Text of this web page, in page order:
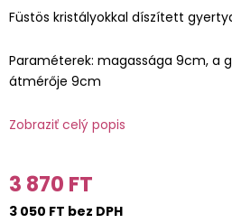
Füstös kristályokkal díszített
Paraméterek: magassága 9cm, a
átmérője 9cm
Zobraziť celý popis
3 870 FT
3 050 FT bez DPH